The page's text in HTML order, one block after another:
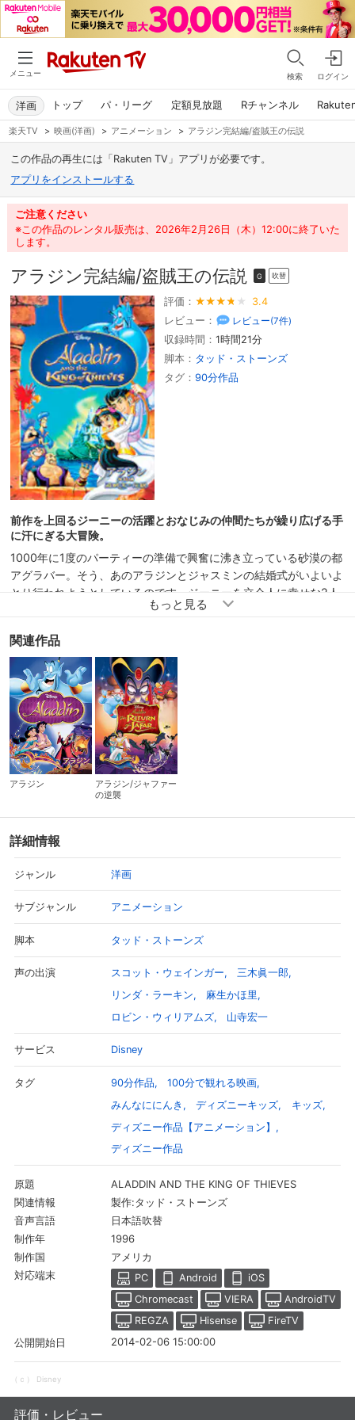
メニュー 検索 ログイン
トップ パ・リーグ 定額見放題 Rチャンネル
洋画
会員情報 閉じる
ジットカード情報の変更が可能です。
決済方法変更
楽天TV > 映画(洋画) > アニメーション > アラジン完結編/盗賊王の伝説
この作品の再生には「Rakuten TV」アプリが必要です。
アプリをインストールする
ご注意ください
※この作品のレンタル販売は、2026年2月26日（木）12:00に終了いた
します。
アラジン完結編/盗賊王の伝説 G 吹替
評価：
3.4
レビュー：
レビュー(7件)
収録時間：1時間21分
脚本： タッド・ストーンズ
タグ：90分作品
前作を上回るジーニーの活躍とおなじみの仲間たちが繰り広げる手
に汗にぎる大冒険。
1000年に1度のパーティーの準備で興奮に沸き立っている砂漠の都
アグラバー。そう、あのアラジンとジャスミンの結婚式がいよいよ
とり行われようとしているのです。ジーニーを立会人に幸せな2人
が誓いの言葉をかわそうとしたその瞬間、カシーム率いる40人の
は、触れたものすべてが金になるという伝説の“ミダスの手”の在り
処を示す“お告げの杖”を探して王宮を襲撃し、アラジンと対決する
ことになりますが、この盗賊王こそ幼い頃生き別れたアラジンの父
親だったのです。アラジンと父カシームとの親子愛、そして感動の
ストーリー。前作を上回るジーニーの活躍とおなじみの仲間たちが
繰り広げる手に汗にぎる大冒険。
関連作品
アラジン
アラジン/ジャファー
の逆襲
詳細情報
ジャンル 洋画
サブジャンル アニメーション
脚本 タッド・ストーンズ
声の出演 スコット・ウェインガー
三木眞一郎
リンダ・ラーキン
麻生かほ里
ロビン・ウィリアムズ
山寺宏一
サービス Disney
タグ 90分作品
100分で観れる映画
みんなににんき
ディズニーキッズ
キッズ
ディズニー作品【アニメーション】
ディズニー作品
原題 ALADDIN AND THE KING OF THIEVES
関連情報 製作:タッド・ストーンズ
音声言語 日本語吹替
制作年 1996
制作国 アメリカ
対応端末 PC Android
iOS
Chromecast
VIERA
AndroidTV
REGZA
Hisense
FireTV
公開開始日
2014-02-06 15:00:00
（ｃ） Disney
評価・レビュー